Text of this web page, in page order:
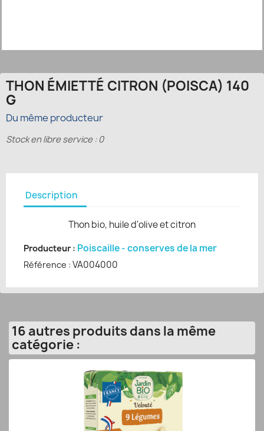
THON ÉMIETTÉ CITRON (POISCA) 140
G
Du même producteur
Stock en libre service : 0
Description
Thon bio, huile d'olive et citron
Producteur : Poiscaille - conserves de la mer
Référence : VA004000
16 autres produits dans la même
catégorie :